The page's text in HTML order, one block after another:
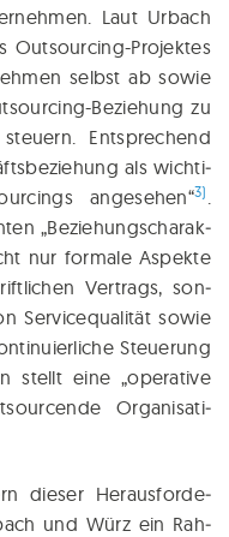
Laut Urbach
Out­sour­cing-Pro­jek­tes
selbst ab sowie
Bezie­hung zu
Ent­sprechend
als wich­ti­
ange­se­hen“3) .
„Bezie­hungs­cha­rak­
nur for­ma­le Aspek­te
Ver­trags, son­
Ser­vice­qua­li­tät sowie
Steue­rung
stellt eine „ope­ra­ti­ve
Orga­ni­sa­ti­
die­ser Her­aus­for­de­
und Würz ein Rah­